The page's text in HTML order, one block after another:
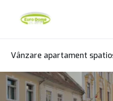
Vânzare apartament